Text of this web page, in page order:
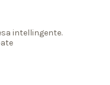
intellingente.